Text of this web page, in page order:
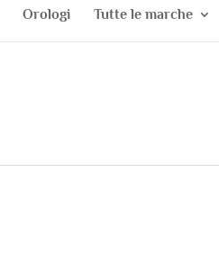
Orologi Tutte le marche